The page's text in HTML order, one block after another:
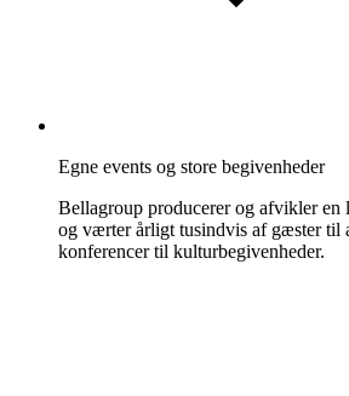
Egne events og store begivenheder
Bellagroup producerer og afvikler en
og værter årligt tusindvis af gæster til
konferencer til kulturbegivenheder.